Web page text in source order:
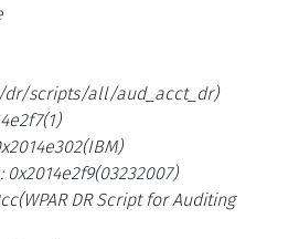
dr/scripts/all/aud_acct_dr)
DR Script for Auditing